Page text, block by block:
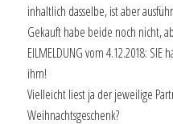
inhaltlich dasselbe, ist aber
Gekauft habe beide noch nicht,
EILMELDUNG vom 4.12.2018:
ihm!
Vielleicht liest ja der jeweilige
Weihnachtsgeschenk?